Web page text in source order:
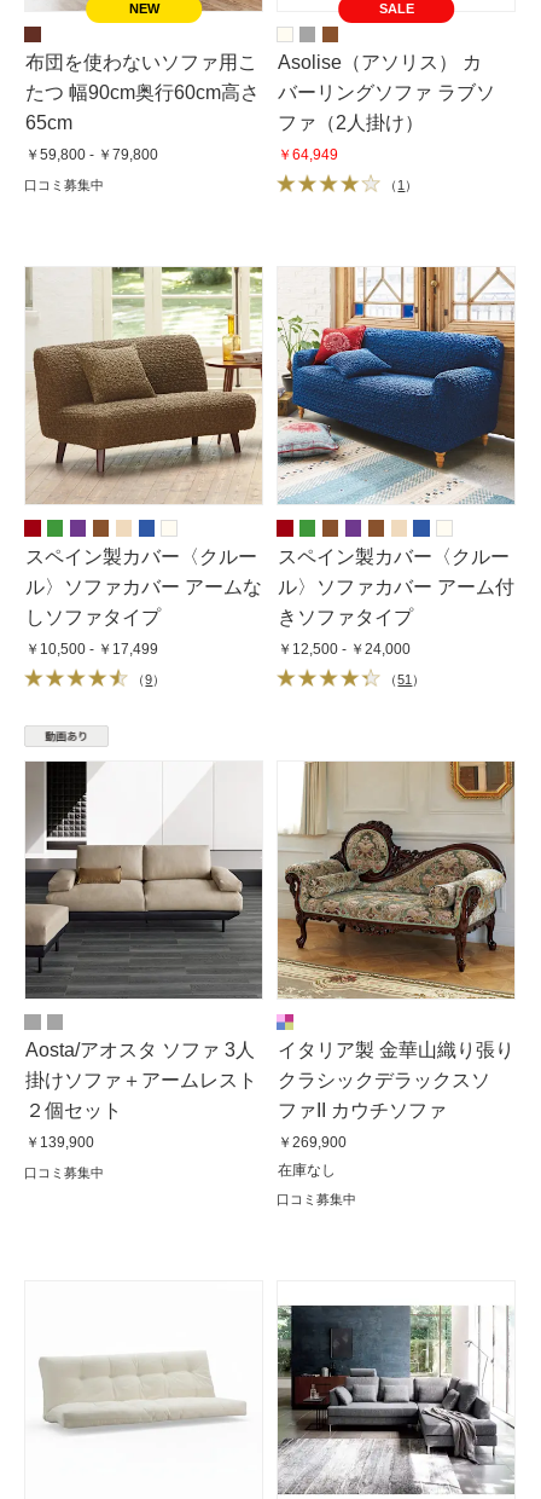
布団を使わないソファ用こ
たつ 幅90cm奥行60cm高さ
65cm
￥59,800 - ￥79,800
口コミ募集中
SALE
Asolise（アソリス） カ
バーリングソファ ラブソ
ファ（2人掛け）
￥64,949
（ 1 ）
スペイン製カバー〈クルー
ル〉ソファカバー アームな
しソファタイプ
￥10,500 - ￥17,499
（9）
スペイン製カバー〈クルー
ル〉ソファカバー アーム付
きソファタイプ
￥12,500 - ￥24,000
（51 ）
Aosta/アオスタ ソファ 3人
掛けソファ＋アームレスト
２個セット
￥139,900
口コミ募集中
イタリア製 金華山織り張り
クラシックデラックスソ
ファII カウチソファ
￥269,900
在庫なし
口コミ募集中